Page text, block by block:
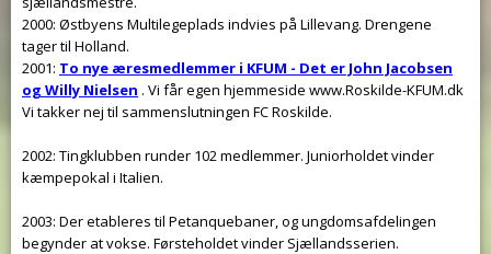
2000: Østbyens Multilegeplads indvies på Lillevang. Drengene
tager til Holland.
2001: To nye æresmedlemmer i KFUM - Det er John Jacobsen
og Willy Nielsen . Vi får egen hjemmeside www.Roskilde-KFUM.dk
Vi takker nej til sammenslutningen FC Roskilde.
2002: Tingklubben runder 102 medlemmer. Juniorholdet vinder
kæmpepokal i Italien.
2003: Der etableres til Petanquebaner, og ungdomsafdelingen
begynder at vokse. Førsteholdet vinder Sjællandsserien.